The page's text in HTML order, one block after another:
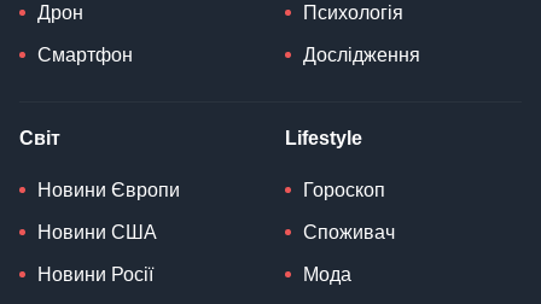
Дрон
Смартфон
Психологія
Дослідження
Світ
Новини Європи
Новини США
Новини Росії
Lifestyle
Гороскоп
Споживач
Мода